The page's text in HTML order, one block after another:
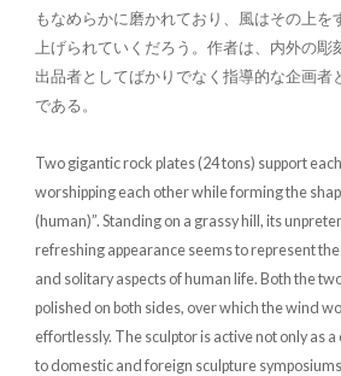
もなめらかに磨かれており、風はその上を
上げられていくだろう。作者は、内外の彫
出品者としてばかりでなく指導的な企画者
である。
Two gigantic rock plates (24 tons) support
worshipping each other while forming the
(human)”. Standing on a grassy hill, its
refreshing appearance seems to represent
and solitary aspects of human life. Both the
polished on both sides, over which the wind
effortlessly. The sculptor is active not only as
to domestic and foreign sculpture symposiums